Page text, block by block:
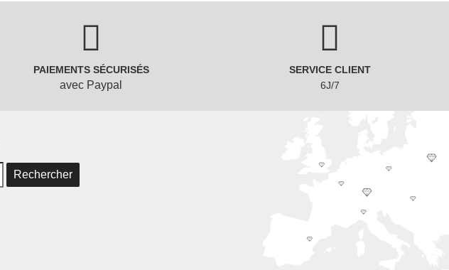
PAIEMENTS SÉCURISÉS
avec Paypal
SERVICE CLIENT
6J/7